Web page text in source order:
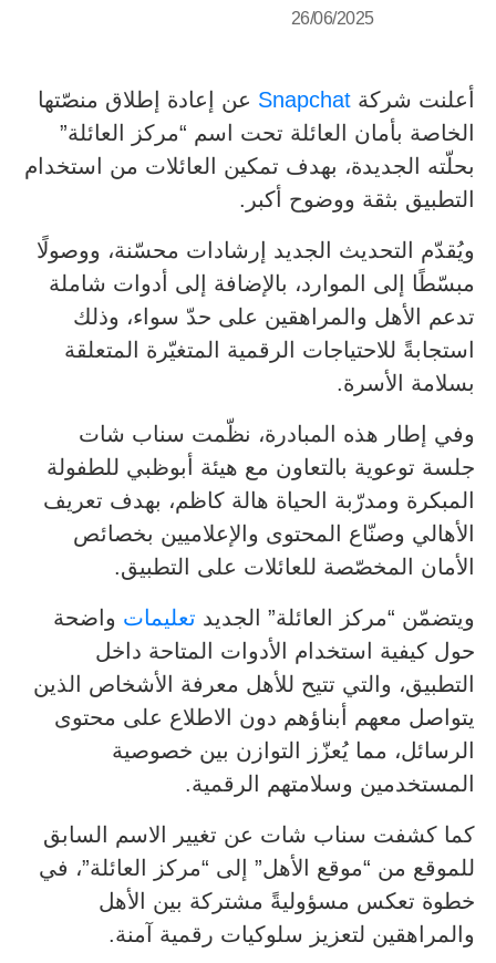
26/06/2025
أعلنت شركةSnapchat عن إعادة إطلاق منصّتها
الخاصة بأمان العائلة تحت اسم “مركز العائلة”
بحلّته الجديدة، بهدف تمكين العائلات من استخدام
التطبيق بثقة ووضوح أكبر.
ويُقدّم التحديث الجديد إرشادات محسّنة، ووصولًا
مبسّطًا إلى الموارد، بالإضافة إلى أدوات شاملة
تدعم الأهل والمراهقين على حدّ سواء، وذلك
استجابةً للاحتياجات الرقمية المتغيّرة المتعلقة
بسلامة الأسرة.
وفي إطار هذه المبادرة، نظّمت سناب شات
جلسة توعوية بالتعاون مع هيئة أبوظبي للطفولة
المبكرة ومدرّبة الحياة هالة كاظم، بهدف تعريف
الأهالي وصنّاع المحتوى والإعلاميين بخصائص
الأمان المخصّصة للعائلات على التطبيق.
ويتضمّن “مركز العائلة” الجديد تعليمات واضحة
حول كيفية استخدام الأدوات المتاحة داخل
التطبيق، والتي تتيح للأهل معرفة الأشخاص الذين
يتواصل معهم أبناؤهم دون الاطلاع على محتوى
الرسائل، مما يُعزّز التوازن بين خصوصية
المستخدمين وسلامتهم الرقمية.
كما كشفت سناب شات عن تغيير الاسم السابق
للموقع من “موقع الأهل” إلى “مركز العائلة”، في
خطوة تعكس مسؤوليةً مشتركة بين الأهل
والمراهقين لتعزيز سلوكيات رقمية آمنة.